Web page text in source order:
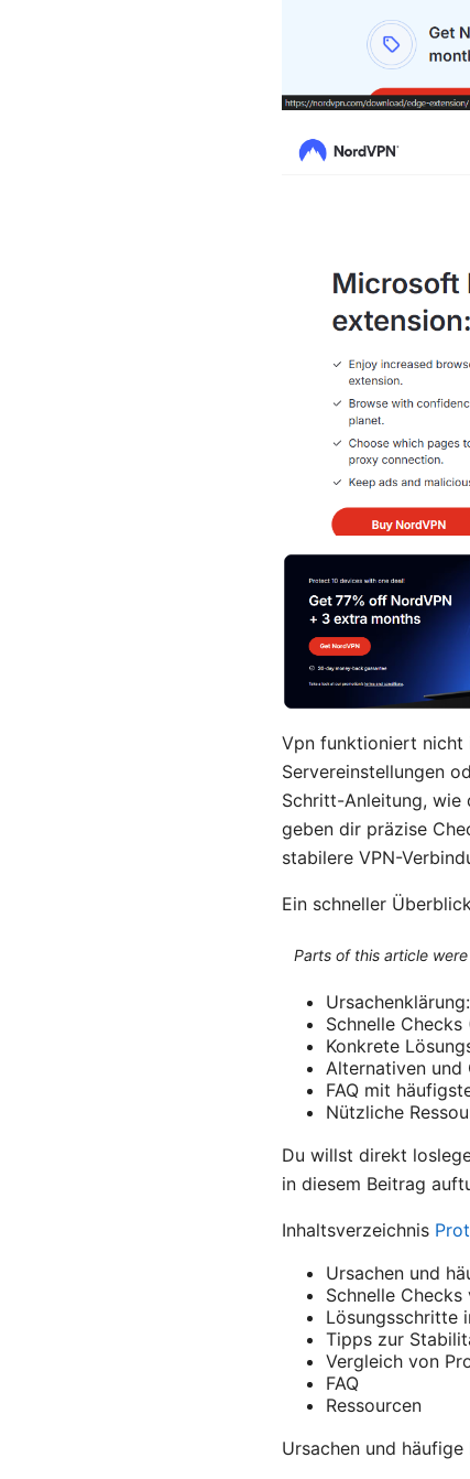
Vpn funktioniert nicht
Servereinstellungen
Schritt-Anleitung, wie
geben dir präzise
stabilere VPN-
Ein schneller
Parts of this article
Schnelle
Konkrete
Alternativen und
FAQ mit
Nützliche
Du willst direkt
in diesem Beitrag
Inhaltsverzeichnis
Ursachen und
Schnelle
Lösungsschritte
Tipps zur
Vergleich von
FAQ
Ressourcen
Ursachen und häufige